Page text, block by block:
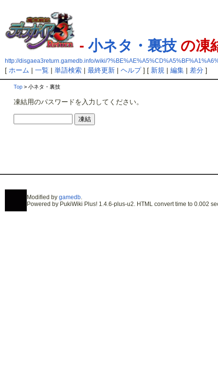
- 小ネタ・裏技の凍
http://disgaea3return.gamedb.info/wiki/
[ ホーム | 一覧| 単語検索| 最終更新| ヘルプ] [ 新規 | 編集| 差分]
Top > 小ネタ・裏技
凍結用のパスワードを入力してください。
Modified by gamedb.
Powered by PukiWiki Plus! 1.4.6-plus-u2. HTML convert time to 0.002